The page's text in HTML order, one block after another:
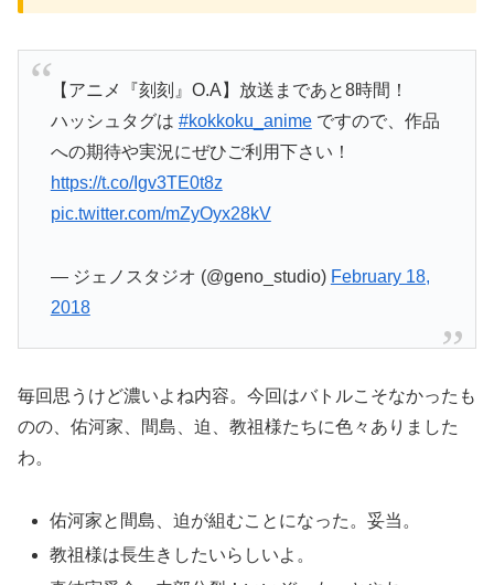
【アニメ『刻刻』O.A】放送まであと8時間！
ハッシュタグは #kokkoku_animeですので、作品
への期待や実況にぜひご利用下さい！
https://t.co/Igv3TE0t8z
pic.twitter.com/mZyOyx28kV
— ジェノスタジオ (@geno_studio) February 18,
2018
毎回思うけど濃いよね内容。今回はバトルこそなかったも
のの、佑河家、間島、迫、教祖様たちに色々ありました
わ。
佑河家と間島、迫が組むことになった。妥当。
教祖様は長生きしたいらしいよ。